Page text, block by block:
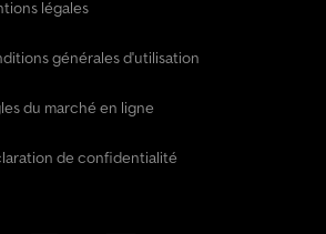
légales
générales d'utilisation
du marché en ligne
de confidentialité